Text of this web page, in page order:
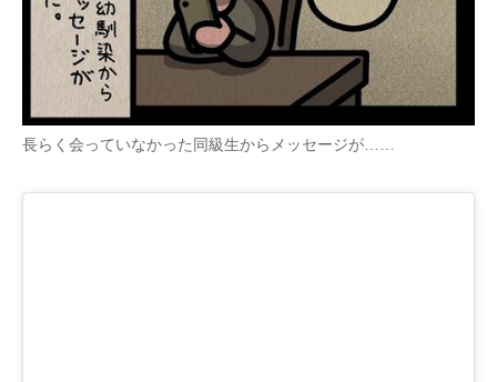
企業ITのトレンドを詳説
経営リーダーのコミュニティ
マーケ×ITの今がよく分かる
長らく会っていなかった同級生からメッセージが……